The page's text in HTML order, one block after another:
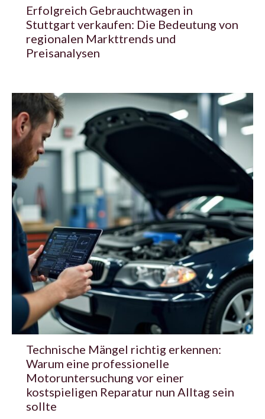
Erfolgreich Gebrauchtwagen in
Stuttgart verkaufen: Die Bedeutung von
regionalen Markttrends und
Preisanalysen
Technische Mängel richtig erkennen:
Warum eine professionelle
Motoruntersuchung vor einer
kostspieligen Reparatur nun Alltag sein
sollte